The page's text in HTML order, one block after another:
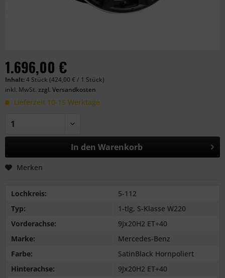
1.696,00 €
Inhalt:4 Stück (424,00 € / 1 Stück)
inkl. MwSt. zzgl. Versandkosten
Lieferzeit 10-15 Werktage
In den Warenkorb
Merken
Lochkreis:
5-112
Typ:
1-tlg, S-Klasse W220
Vorderachse:
9Jx20H2 ET+40
Marke:
Mercedes-Benz
Farbe:
SatinBlack Hornpoliert
Hinterachse:
9Jx20H2 ET+40